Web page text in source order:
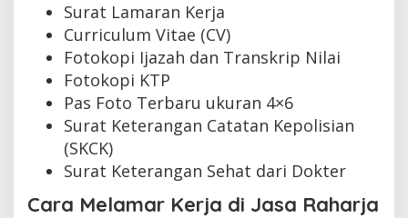
Surat Lamaran Kerja
Curriculum Vitae (CV)
Fotokopi Ijazah dan Transkrip Nilai
Fotokopi KTP
Pas Foto Terbaru ukuran 4×6
Surat Keterangan Catatan Kepolisian
(SKCK)
Surat Keterangan Sehat dari Dokter
Cara Melamar Kerja di Jasa Raharja